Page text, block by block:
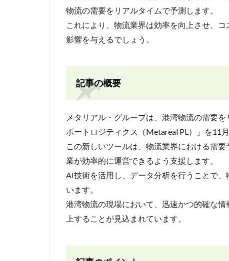
物流の需要をリアルタイムで予測します。
これにより、物流業界は効率を向上させ、
影響を与えるでしょう。
記事の概要
メタリアル・グループは、港湾物流の需要
ポートロジティクス（Metareal PL）」を11
この新しいツールは、物流業界における需
業が効率的に運営できるよう支援します。
AI技術を活用し、データ分析を行うことで
います。
港湾物流の現場において、迅速かつ的確な
上することが見込まれています。